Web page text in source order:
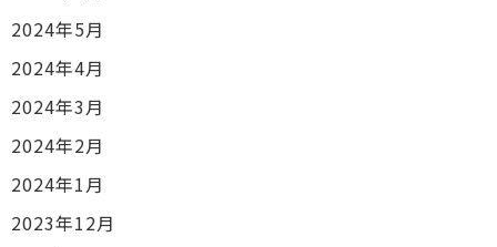
2024年5月
2024年4月
2024年3月
2024年2月
2024年1月
2023年12月